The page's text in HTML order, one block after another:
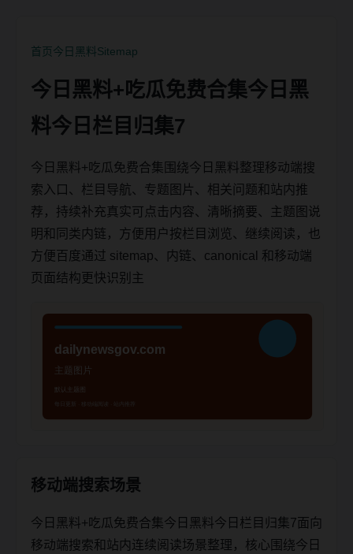
首页今日黑料Sitemap
今日黑料+吃瓜免费合集今日黑
料今日栏目归集7
今日黑料+吃瓜免费合集围绕今日黑料整理移动端搜
索入口、栏目导航、专题图片、相关问题和站内推
荐，持续补充真实可点击内容、清晰摘要、主题图说
明和同类内链，方便用户按栏目浏览、继续阅读，也
方便百度通过 sitemap、内链、canonical 和移动端
页面结构更快识别主
移动端搜索场景
今日黑料+吃瓜免费合集今日黑料今日栏目归集7面向
移动端搜索和站内连续阅读场景整理，核心围绕今日